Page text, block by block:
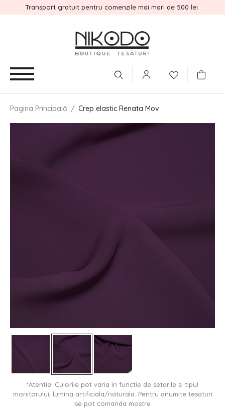
Transport gratuit pentru comenzile mai mari de 500 lei
Pagina Principală / Crep elastic Renata Mov
*Atentie! Culorile pot varia in functie de setarile si tipul
monitorului, lumina artificiala/naturala. Pentru anumite tesaturi
se pot comanda mostre